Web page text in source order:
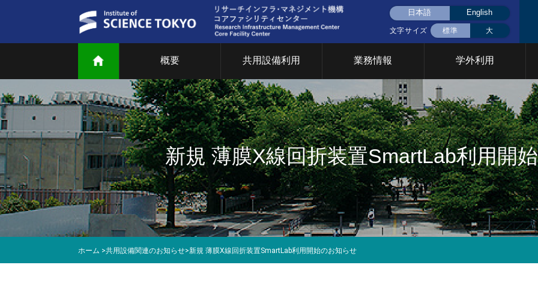
日本語 English
文字サイズ 標準 大
概要
ご挨拶 CFCについて
統合設備共用
要
部門について
研究基盤戦略室 TCカレッジ事業推進室 設計製作部門
教育支援部門 情報基盤支援部門 安全管理 放
マイクロプロセス部門
ファシリティステーション
部門
設備共用推進
TCカレッジ 統合設備共用システム
共用設備利用
共用設備について 共用設備検索 統合設備共
業務情報
液体窒素(大岡山)
液体窒素(すずかけ
台)
イベント
2026年 2025年 2024年 2023年 2022年
年次報告
2026年 2025年 2024年 2023年 2022年
学外利用
ホーム >共用設備関連のお知らせ>新規 薄膜X線回折装置SmartLab利用開始のお知らせ
新規 薄膜X線回折装置SmartLab利用開